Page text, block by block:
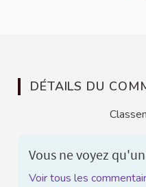
DÉTAILS DU
Vous ne voyez
Voir tous les